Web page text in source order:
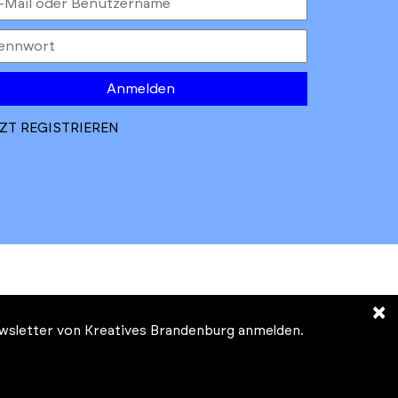
Anmelden
REGISTRIEREN
×
von Kreatives Brandenburg anmelden.